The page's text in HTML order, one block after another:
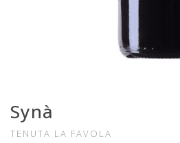
Synà
TENUTA LA FAVOLA